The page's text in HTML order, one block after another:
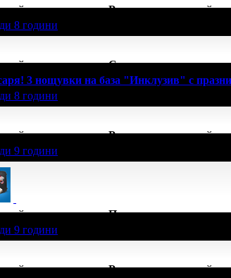
получава значкаРожденик, по случай
8 години
получава значкаСветкавица, защото
3 нощувки на база "Инклузив" с
8 години
получава значкаРожденик, по случай
9 години
получава значкаПътешественик,
9 години
получава значкаРожденик, по случай